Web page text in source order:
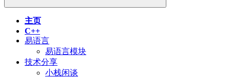
主页
C++
易语言
易语言模块
技术分享
小栈闲谈